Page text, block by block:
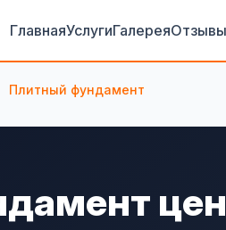
ГлавнаяУслугиГалереяОтзывы
Плитный фундамент